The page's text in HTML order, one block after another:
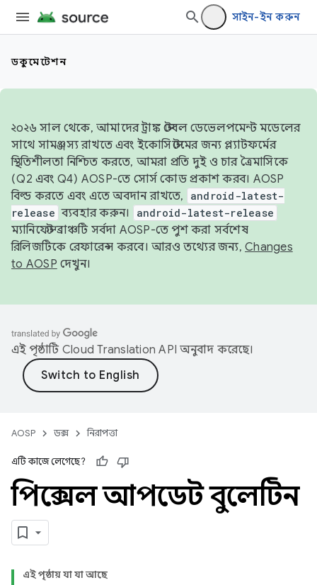
সাইন-ইন করুন
ডকুমেন্টেশন
২০২৬ সাল থেকে, আমাদের ট্রাঙ্ক স্টেবল ডেভেলপমেন্ট মডেলের
সাথে সামঞ্জস্য রাখতে এবং ইকোসিস্টেমের জন্য প্ল্যাটফর্মের
স্থিতিশীলতা নিশ্চিত করতে, আমরা প্রতি দুই ও চার ত্রৈমাসিকে
(Q2 এবং Q4) AOSP-তে সোর্স কোড প্রকাশ করব। AOSP
বিল্ড করতে এবং এতে অবদান রাখতে,
android-latest-
release ব্যবহার করুন। android-latest-release
ম্যানিফেস্ট ব্রাঞ্চটি সর্বদা AOSP-তে পুশ করা সর্বশেষ
রিলিজটিকে রেফারেন্স করবে। আরও তথ্যের জন্য, Changes
to AOSP দেখুন।
এই পৃষ্ঠাটি Cloud Translation API অনুবাদ করেছে।
AOSP ডক্স নিরাপত্তা
এটি কাজে লেগেছে?
পিক্সেল আপডেট বুলেটিন
এই পৃষ্ঠায় যা যা আছে